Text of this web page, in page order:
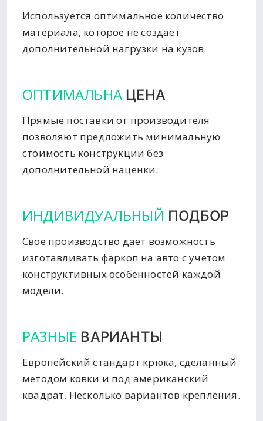
Используется оптимальное количество
материала, которое не создает
дополнительной нагрузки на кузов.
ОПТИМАЛЬНА ЦЕНА
Прямые поставки от производителя
позволяют предложить минимальную
стоимость конструкции без
дополнительной наценки.
ИНДИВИДУАЛЬНЫЙ ПОДБОР
Свое производство дает возможность
изготавливать фаркоп на авто с учетом
конструктивных особенностей каждой
модели.
РАЗНЫЕ ВАРИАНТЫ
Европейский стандарт крюка, сделанный
методом ковки и под американский
квадрат. Несколько вариантов крепления.